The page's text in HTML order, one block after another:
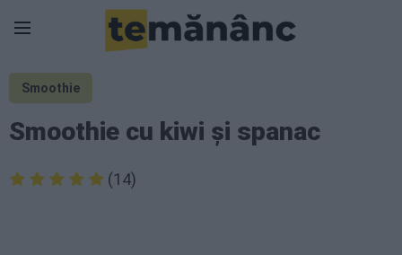
Smoothie
Smoothie cu kiwi și spanac
(14)